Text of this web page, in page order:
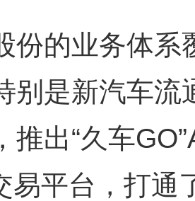
的业务体系
别是新汽车流
推出“久车
易平台，打通